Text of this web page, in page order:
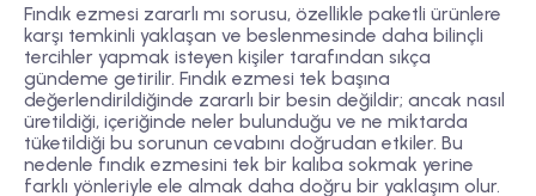
Fındık ezmesi zararlı mı sorusu, özellikle paketli ürünlere
karşı temkinli yaklaşan ve beslenmesinde daha bilinçli
tercihler yapmak isteyen kişiler tarafından sıkça
gündeme getirilir. Fındık ezmesi tek başına
değerlendirildiğinde zararlı bir besin değildir; ancak nasıl
üretildiği, içeriğinde neler bulunduğu ve ne miktarda
tüketildiği bu sorunun cevabını doğrudan etkiler. Bu
nedenle fındık ezmesini tek bir kalıba sokmak yerine
farklı yönleriyle ele almak daha doğru bir yaklaşım olur.